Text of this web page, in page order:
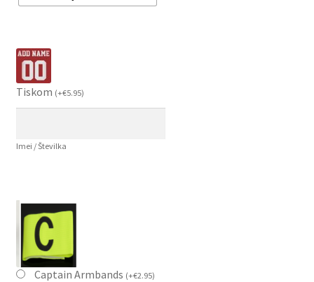
Tiskom (+€5.95)
Imei / Številka
Captain Armbands (+€2.95)